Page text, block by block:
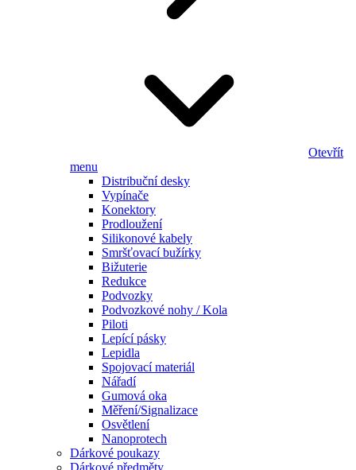
Otevřít
menu
Distribuční desky
Vypínače
Konektory
Prodloužení
Silikonové kabely
Smršťovací bužírky
Bižuterie
Redukce
Podvozky
Podvozkové nohy / Kola
Piloti
Lepící pásky
Lepidla
Spojovací materiál
Nářadí
Gumová oka
Měření/Signalizace
Osvětlení
Nanoprotech
Dárkové poukazy
Dárkové předměty